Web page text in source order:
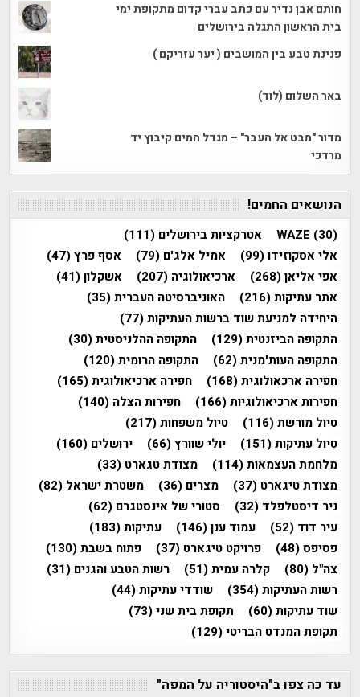
חותם אבן נדיר עם כתב עברי קדום מתקופת ימי
בית הראשון התגלה בירושלים
פנינת טבע בין המושבים ( יער עזריקם )
באר השלום (לוד)
מדור "מבט אל העבר" – מגדל המים קיבוץ יד
מרדכי
הנושאים החמים!
WAZE (30) אטרקציות בירושלים (111)
אלי אסקוזידו(99) אמיל אלג'ם (79) אסף פרץ(47)
אפי אליאן(268) ארכיאולוגיה (207) אשקלון(41)
אתר עתיקות(216) האוניברסיטה העברית(35)
היחידה למניעת שוד ברשות העתיקות(77)
התקופה הביזנטית(129) התקופה ההלניסטית(30)
התקופה העות'מנית(62) התקופה הרומית(120)
חפירה ארכאולוגית(168) חפירה ארכיאולוגית(165)
חפירות ארכיאולוגיות(166) חפירות הצלה (140)
טיול מורשת(116) טיול משפחות(217)
טיול עתיקות(151) יולי שוורץ(66) ירושלים (160)
מלחמת העצמאות(114) מצודת טגארט (33)
מצודת טיגארט (37) מצרים (36) משטרת ישראל (82)
ניר דיסטלפלד (32) סטורי של אינסטגרם (62)
עיר דוד (52) עמוד ענן(146) עתיקות(183)
פסיפס(48) פרויקט טיגארט (37) פתוח בשבת(130)
צה"ל (80) קלרה עמית(51) רשות הטבע והגנים (31)
רשות העתיקות(354) שודדי עתיקות(44)
שוד עתיקות(60) תקופת בית שני(73)
תקופת המנדט הבריטי(129)
עד כה צפו ב"היסטוריה על המפה"